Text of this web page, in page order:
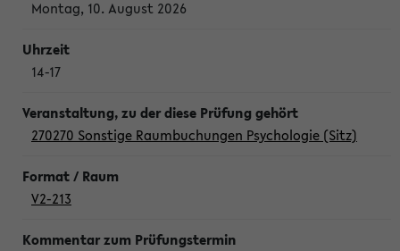
Montag, 10. August 2026
14-17
270270 Sonstige Raumbuchungen Psychologie (Sitz)
V2-213